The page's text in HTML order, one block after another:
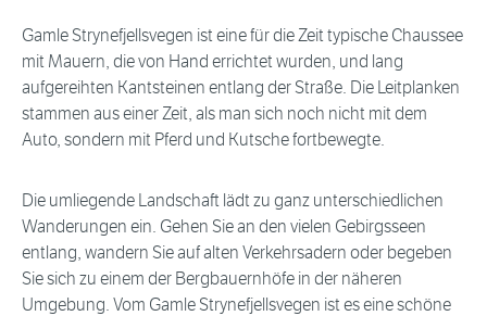
Gamle Strynefjellsvegen ist eine für die Zeit typische Chaussee
mit Mauern, die von Hand errichtet wurden, und lang
aufgereihten Kantsteinen entlang der Straße. Die Leitplanken
stammen aus einer Zeit, als man sich noch nicht mit dem
Auto, sondern mit Pferd und Kutsche fortbewegte.
Die umliegende Landschaft lädt zu ganz unterschiedlichen
Wanderungen ein. Gehen Sie an den vielen Gebirgsseen
entlang, wandern Sie auf alten Verkehrsadern oder begeben
Sie sich zu einem der Bergbauernhöfe in der näheren
Umgebung. Vom Gamle Strynefjellsvegen ist es eine schöne